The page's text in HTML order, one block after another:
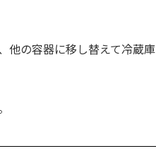
他の容器に移し替えて冷蔵庫